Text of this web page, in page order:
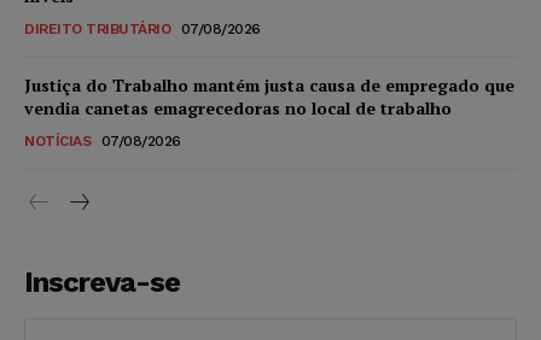
DIREITO TRIBUTÁRIO 07/08/2026
Justiça do Trabalho mantém justa causa de empregado que
vendia canetas emagrecedoras no local de trabalho
NOTÍCIAS 07/08/2026
Inscreva-se